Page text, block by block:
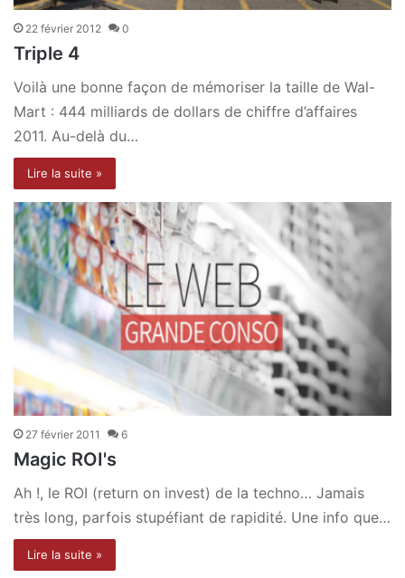
22 février 2012 0
Triple 4
Voilà une bonne façon de mémoriser la taille de Wal-
Mart : 444 milliards de dollars de chiffre d’affaires
2011. Au-delà du…
Lire la suite »
27 février 2011 6
Magic ROI's
Ah !, le ROI (return on invest) de la techno… Jamais
très long, parfois stupéfiant de rapidité. Une info que…
Lire la suite »